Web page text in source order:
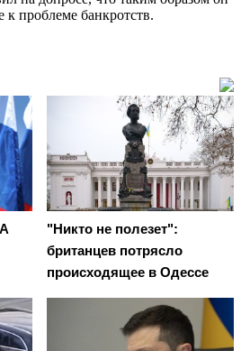
к проблеме банкротств.
"Никто не полезет":
британцев потрясло
происходящее в Одессе